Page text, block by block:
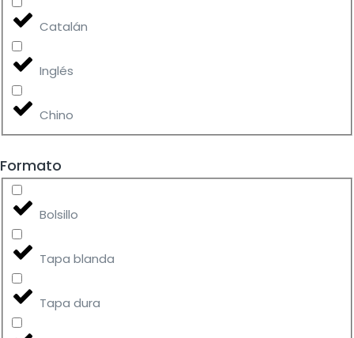
Catalán
Inglés
Chino
Formato
Bolsillo
Tapa blanda
Tapa dura